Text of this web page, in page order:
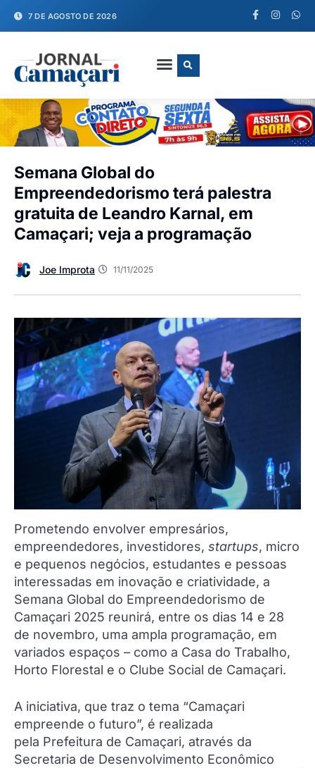
7 DE AGOSTO DE 2026
Semana Global do
Empreendedorismo terá palestra
gratuita de Leandro Karnal, em
Camaçari; veja a programação
Joe Improta 11/11/2025
Prometendo envolver empresários,
empreendedores, investidores, startups, micro
e pequenos negócios, estudantes e pessoas
interessadas em inovação e criatividade, a
Semana Global do Empreendedorismo de
Camaçari 2025 reunirá, entre os dias 14 e 28
de novembro, uma ampla programação, em
variados espaços – como a Casa do Trabalho,
Horto Florestal e o Clube Social de Camaçari.
A iniciativa, que traz o tema “Camaçari
empreende o futuro”, é realizada
pela Prefeitura de Camaçari, através da
Secretaria de Desenvolvimento Econômico